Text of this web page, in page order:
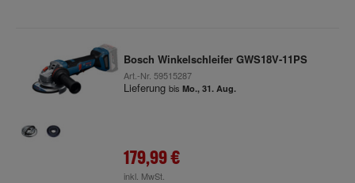
Bosch Winkelschleifer GWS18V-11PS
Art.-Nr. 59515287
Lieferung bis Mo., 31. Aug.
179,99 €
inkl. MwSt.